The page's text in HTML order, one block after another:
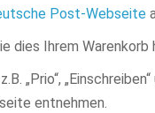
Post-Webseite
dies Ihrem Warenkorb
„Prio“,
entnehmen.